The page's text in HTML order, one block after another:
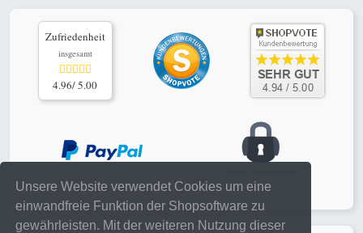
Unsere Website verwendet Cookies um eine
einwandfreie Funktion der Shopsoftware zu
gewährleisten. Mit der weiteren Nutzung dieser
Zufriedenheit
insgesamt
4.96/ 5.00